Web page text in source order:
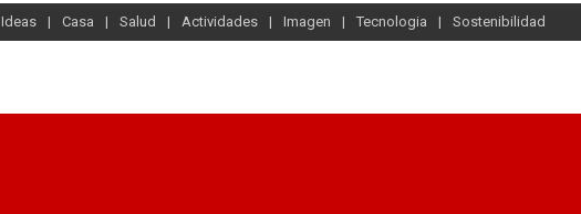
Ideas Casa Salud Actividades Imagen Tecnologia Sostenibilidad